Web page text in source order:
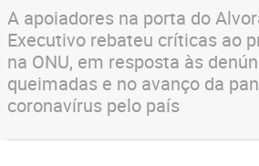
A apoiadores na porta do
Executivo rebateu críticas ao
na ONU, em resposta às
queimadas e no avanço da
coronavírus pelo país